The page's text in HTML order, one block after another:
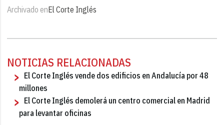
Archivado enEl Corte Inglés
NOTICIAS RELACIONADAS
El Corte Inglés vende dos edificios en Andalucía por 48
millones
El Corte Inglés demolerá un centro comercial en Madrid
para levantar oficinas